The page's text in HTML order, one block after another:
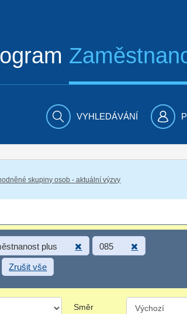
VYHLEDÁVÁNÍ
skupiny osob - aktuální výzvy
plus 085
Zrušit vše
Směr